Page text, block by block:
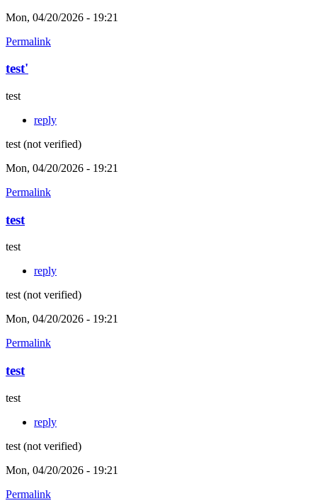
Mon, 04/20/2026 - 19:21
Permalink
test'
test
reply
test (not verified)
Mon, 04/20/2026 - 19:21
Permalink
test
test
reply
test (not verified)
Mon, 04/20/2026 - 19:21
Permalink
test
test
reply
test (not verified)
Mon, 04/20/2026 - 19:21
Permalink